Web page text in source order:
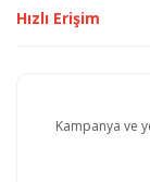
Hızlı Erişim
Kampanya ve